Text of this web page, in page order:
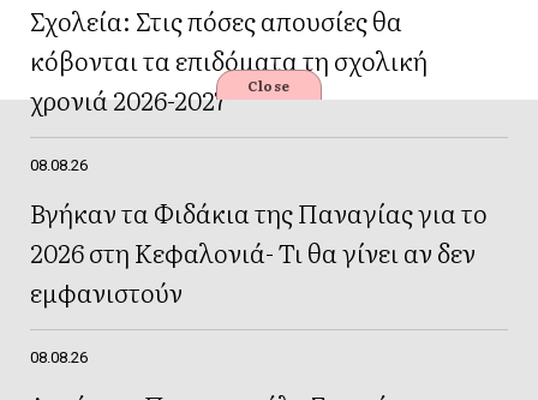
Σχολεία: Στις πόσες απουσίες θα
κόβονται τα επιδόματα τη σχολική
χρονιά 2026-2027
08.08.26
Βγήκαν τα Φιδάκια της Παναγίας για το
2026 στη Κεφαλονιά- Τι θα γίνει αν δεν
εμφανιστούν
08.08.26
Close